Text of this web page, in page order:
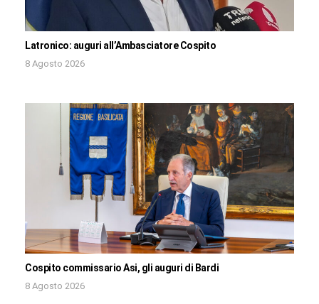
Latronico: auguri all’Ambasciatore Cospito
8 Agosto 2026
Cospito commissario Asi, gli auguri di Bardi
8 Agosto 2026